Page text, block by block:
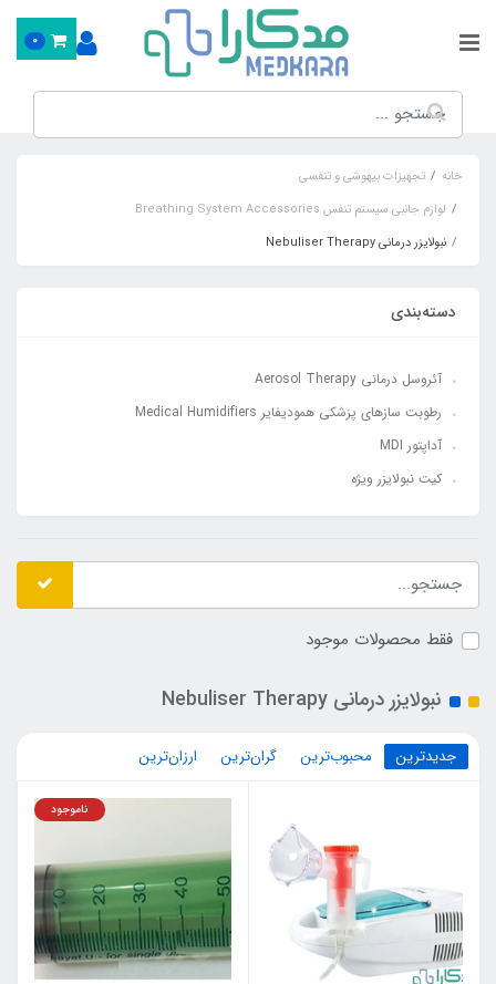
0
خانه
تجهیزات بیهوشی و تنفسی
لوازم جانبی سیستم تنفس Breathing System Accessories
نبولایزر درمانی Nebuliser Therapy
دسته‌بندی
آئروسل درمانی Aerosol Therapy
رطوبت سازهای پزشکی همودیفایر Medical Humidifiers
آداپتور MDI
کیت نبولایزر ویژه
فقط محصولات موجود
نبولایزر درمانی Nebuliser Therapy
جدیدترین محبوب‌ترین گران‌ترین ارزان‌ترین
ناموجود